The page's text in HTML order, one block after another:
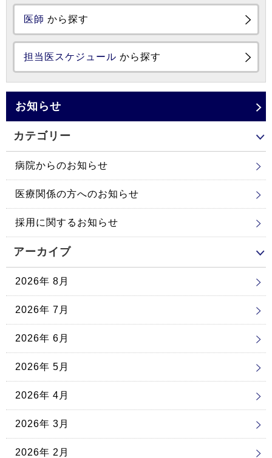
医師 から探す
担当医スケジュール から探す
お知らせ
カテゴリー
病院からのお知らせ
医療関係の方へのお知らせ
採用に関するお知らせ
アーカイブ
2026年 8月
2026年 7月
2026年 6月
2026年 5月
2026年 4月
2026年 3月
2026年 2月